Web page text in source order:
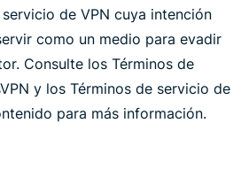
de VPN cuya intención
como un medio para evadir
Consulte los Términos de
y los Términos de servicio de
para más información.